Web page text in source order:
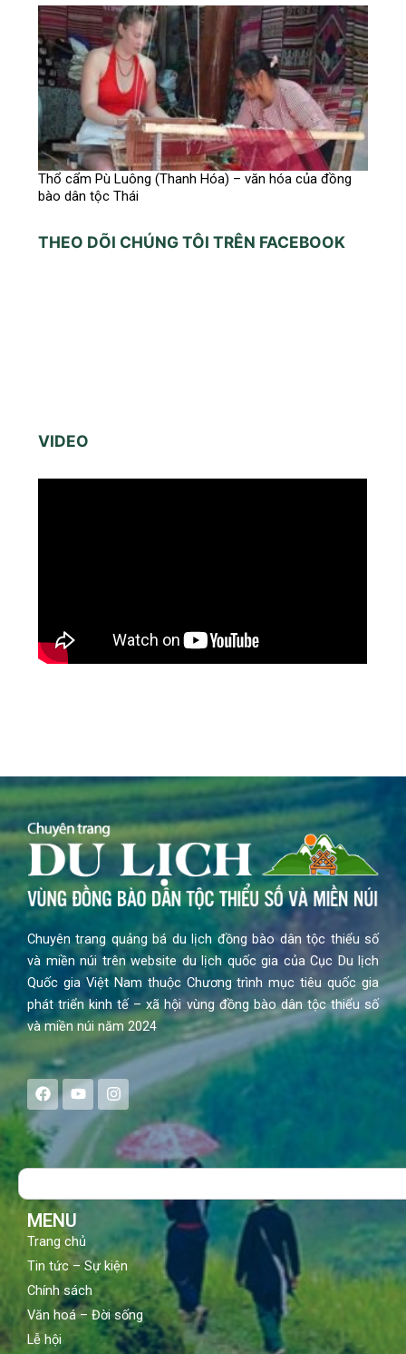
Thổ cẩm Pù Luông (Thanh Hóa) – văn hóa của đồng
bào dân tộc Thái
THEO DÕI CHÚNG TÔI TRÊN FACEBOOK
VIDEO
Chuyên trang quảng bá du lịch đồng bào dân tộc thiểu số
và miền núi trên website du lịch quốc gia của Cục Du lịch
Quốc gia Việt Nam thuộc Chương trình mục tiêu quốc gia
phát triển kinh tế – xã hội vùng đồng bào dân tộc thiểu số
và miền núi năm 2024
F
a
c
e
b
o
Y
o
u
t
u
b
I
n
s
a
g
Search
MENU
Trang chủ
Tin tức – Sự kiện
Chính sách
Văn hoá – Đời sống
Lễ hội